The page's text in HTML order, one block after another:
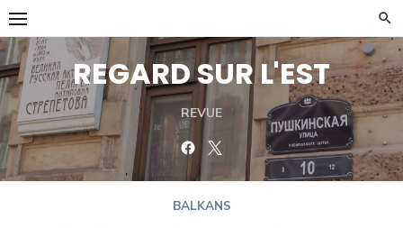
Skip
to
content
REGARD SUR L'EST
REVUE
FacebookTwitter
BALKANS